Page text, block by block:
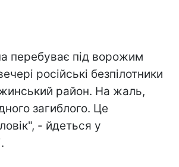
перебуває під ворожим
російські безпілотники
район. На жаль,
загиблого. Це
- йдеться у